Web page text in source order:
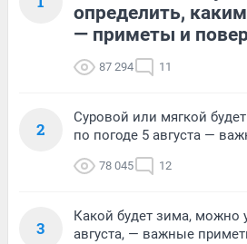
определить,
— приметы и
87 294 11
2
Суровой или мягкой
по погоде 5 августа —
78 045 12
3
Какой будет зима, можно
августа, — важные